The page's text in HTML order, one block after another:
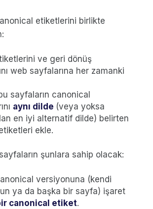
etiketlerini birlikte
ve geri dönüş
web sayfalarına her zamanki
sayfaların canonical
aynı dilde (veya yoksa
en iyi alternatif dilde) belirten
ekle.
şunlara sahip olacak:
versiyonuna (kendi
ya da başka bir sayfa) işaret
canonical etiket.